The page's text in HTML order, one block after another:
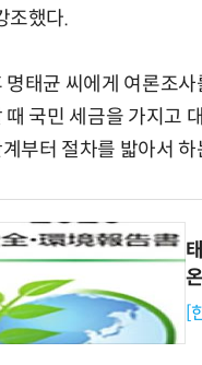
조했다.
명태균 씨에게 여론조
때 국민 세금을 가지고
부터 절차를 밟아서
[